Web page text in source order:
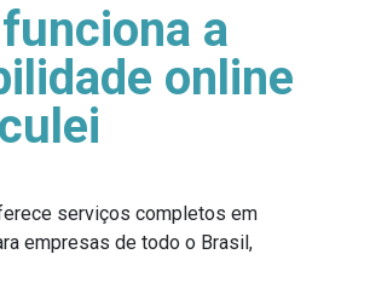
a
online
serviços completos em
empresas de todo o Brasil,